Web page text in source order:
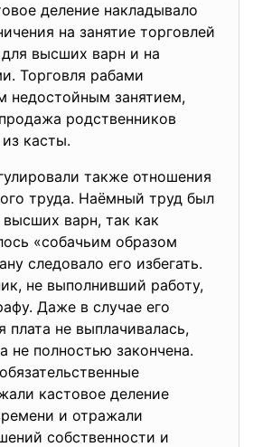
деление накладывало
на занятие торговлей
высших варн и на
Торговля рабами
недостойным занятием,
родственников
касты.
также отношения
труда. Наёмный труд был
варн, так как
«собачьим образом
следовало его избегать.
не выполнивший работу,
Даже в случае его
плата не выплачивалась,
не полностью закончена.
кастовое деление
и отражали
собственности и